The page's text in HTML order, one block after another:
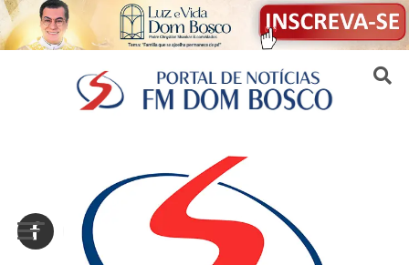
Sair da versão mobile